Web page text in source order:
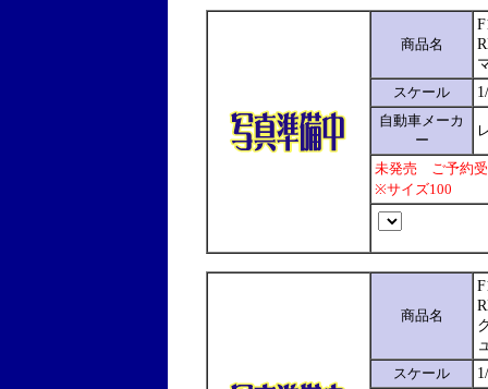
商品名
スケール
自動車メーカ
ー
未発売 ご予約受
※サイズ100
商品名
スケール